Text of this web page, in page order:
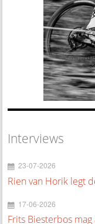
Interviews
23-07-2026
Rien van Horik legt
17-06-2026
Frits Biesterbos